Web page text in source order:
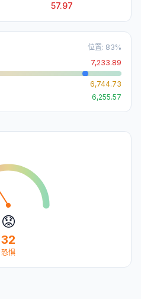
57.97
位置: 83%
7,233.89
6,744.73
6,255.57
😟
32
恐惧